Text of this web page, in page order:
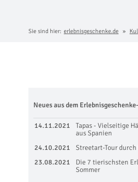
Sie sind hier: erlebnisgeschenke.de
Neues aus dem
14.11.2021
Tapas - Vielseitige
aus Spanien
24.10.2021
Streetart-Tour
23.08.2021
Die 7 tierischsten
Sommer